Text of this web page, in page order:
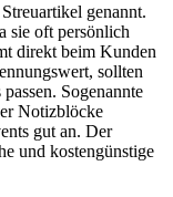
genannt.
sie oft persönlich
direkt beim Kunden
sollten
Sogenannte
Notizblöcke
gut an. Der
und kostengünstige